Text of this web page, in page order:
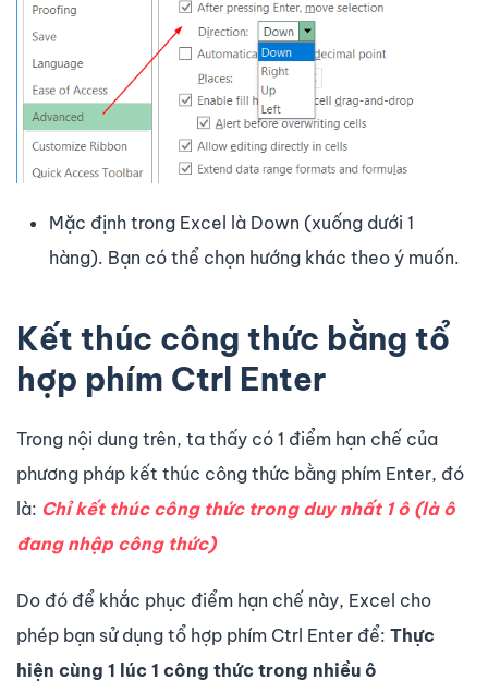
Mặc định trong Excel là Down (xuống dưới 1
hàng). Bạn có thể chọn hướng khác theo ý muốn.
Kết thúc công thức bằng tổ
hợp phím Ctrl Enter
Trong nội dung trên, ta thấy có 1 điểm hạn chế của
phương pháp kết thúc công thức bằng phím Enter, đó
là: Chỉ kết thúc công thức trong duy nhất 1 ô (là ô
đang nhập công thức)
Do đó để khắc phục điểm hạn chế này, Excel cho
phép bạn sử dụng tổ hợp phím Ctrl Enter để: Thực
hiện cùng 1 lúc 1 công thức trong nhiều ô